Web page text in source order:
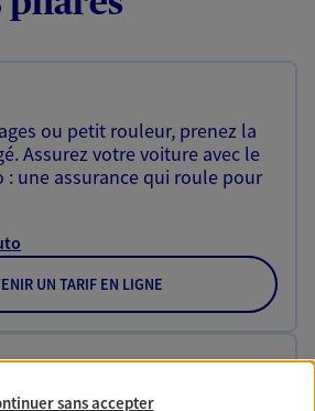
ou petit rouleur, prenez la
Assurez votre voiture avec le
: une assurance qui roule pour
UN TARIF EN LIGNE
votre deux roues et
sans accepter